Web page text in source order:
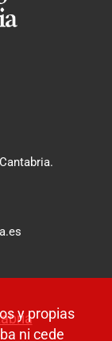
y propias
ni cede